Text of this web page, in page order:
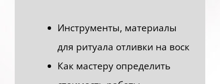
Инструменты, материалы
для ритуала отливки на воск
Как мастеру определить